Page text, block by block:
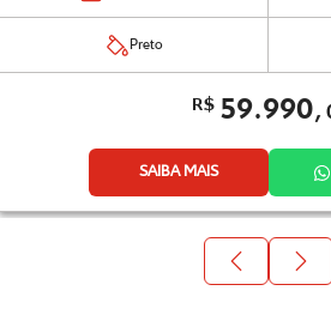
Preto
R$59.990,
SAIBA MAIS